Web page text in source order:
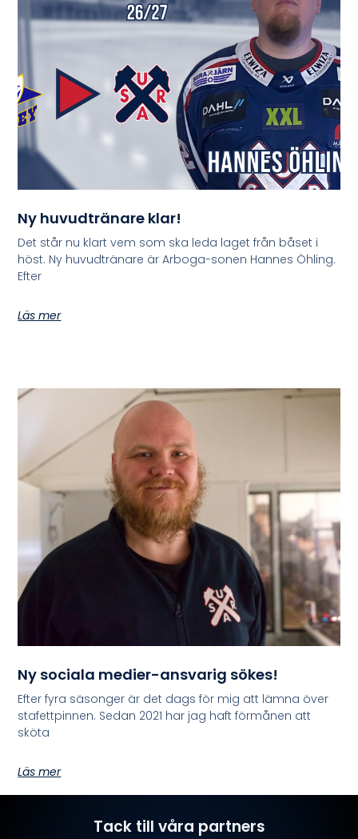
Ny huvudtränare klar!
Det står nu klart vem som ska leda laget från båset i
höst. Ny huvudtränare är Arboga-sonen Hannes Öhling.
Efter
Läs mer
Ny sociala medier-ansvarig sökes!
Efter fyra säsonger är det dags för mig att lämna över
stafettpinnen. Sedan 2021 har jag haft förmånen att
sköta
Läs mer
Tack till våra partners